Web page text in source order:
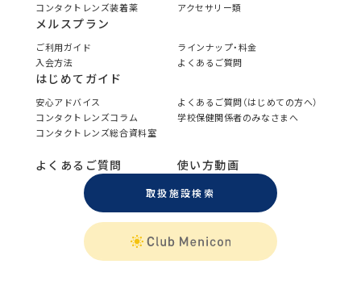
コンタクトレンズ装着薬
アクセサリー類
メルスプラン
ご利用ガイド
ラインナップ・料金
入会方法
よくあるご質問
はじめてガイド
安心アドバイス
よくあるご質問（はじめての方へ）
コンタクトレンズコラム
学校保健関係者のみなさまへ
コンタクトレンズ総合資料室
よくあるご質問 使い方動画
取扱施設検索